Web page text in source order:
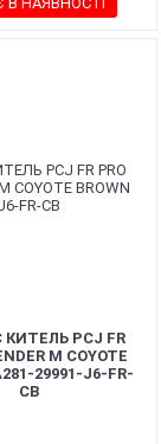
КИТЕЛЬ PCJ FR
M COYOTE
29991-J6-FR-
CB